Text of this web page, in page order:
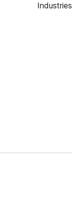
Industries